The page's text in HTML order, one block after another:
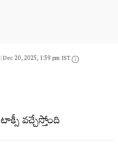
|Dec 20, 2025, 1:59 pm IST